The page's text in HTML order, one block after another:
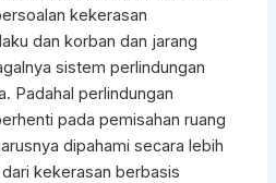
kekerasan
dan korban dan jarang
sistem perlindungan
Padahal perlindungan
pada pemisahan ruang
dipahami secara lebih
kekerasan berbasis